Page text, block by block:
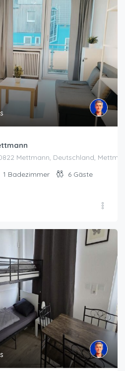
Mettmann, Deutschland,
1 Badezimmer 6 Gäste